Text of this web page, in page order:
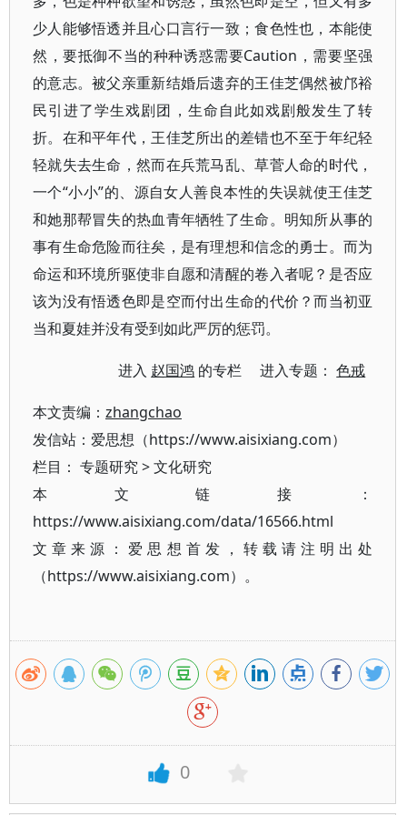
少人能够悟透并且心口言行一致；食色性也，本能使
然，要抵御不当的种种诱惑需要Caution，需要坚强
的意志。被父亲重新结婚后遗弃的王佳芝偶然被邝裕
民引进了学生戏剧团，生命自此如戏剧般发生了转
折。在和平年代，王佳芝所出的差错也不至于年纪轻
轻就失去生命，然而在兵荒马乱、草菅人命的时代，
一个“小小”的、源自女人善良本性的失误就使王佳芝
和她那帮冒失的热血青年牺牲了生命。明知所从事的
事有生命危险而往矣，是有理想和信念的勇士。而为
命运和环境所驱使非自愿和清醒的卷入者呢？是否应
该为没有悟透色即是空而付出生命的代价？而当初亚
当和夏娃并没有受到如此严厉的惩罚。
进入 赵国鸿 的专栏 进入专题：色戒
本文责编： zhangchao
发信站：爱思想（https://www.aisixiang.com）
栏目： 专题研究>文化研究
本文链接：
https://www.aisixiang.com/data/16566.html
文章来源：爱思想首发，转载请注明出处
（https://www.aisixiang.com）。
0